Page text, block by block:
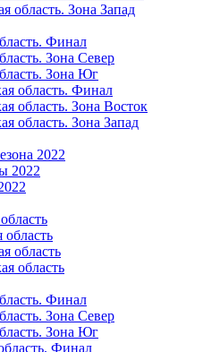
область. Зона Запад
Финал
Зона Север
Зона Юг
область. Финал
область. Зона Восток
область. Зона Запад
2022
2022
область
область
область
Финал
Зона Север
Зона Юг
Финал